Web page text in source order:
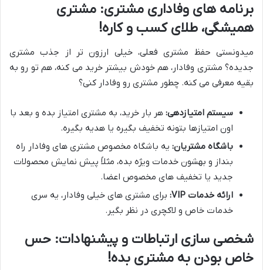
برنامه های وفاداری مشتری: مشتری
همیشگی، طلای کسب و کاره!
میدونستی حفظ مشتری فعلی، خیلی ارزون تر از جذب مشتری
جدیده؟ مشتری وفادار، هم خودش بیشتر خرید می کنه، هم تو رو به
بقیه معرفی می کنه. چطور مشتری رو وفادار کنی؟
سیستم امتیازدهی: هر بار خرید، به مشتری امتیاز بده و بعد با
اون امتیازها بتونه تخفیف بگیره یا هدیه بگیره.
باشگاه مشتریان: یه باشگاه مخصوص مشتری های وفادار راه
بنداز و بهشون خدمات ویژه بده، مثلاً پیش نمایش محصولات
جدید یا تخفیف های مخصوص اعضا.
ارائه خدمات VIP:
برای مشتری های خیلی وفادار، یه سری
خدمات خاص و لاکچری در نظر بگیر.
شخصی سازی ارتباطات و پیشنهادات: حس
خاص بودن به مشتری بده!